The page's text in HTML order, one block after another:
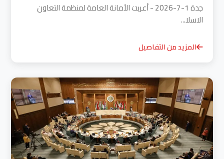
جدة 1-7-2026 - أعربت الأمانة العامة لمنظمة التعاون
الاسلا...
المزيد من التفاصيل